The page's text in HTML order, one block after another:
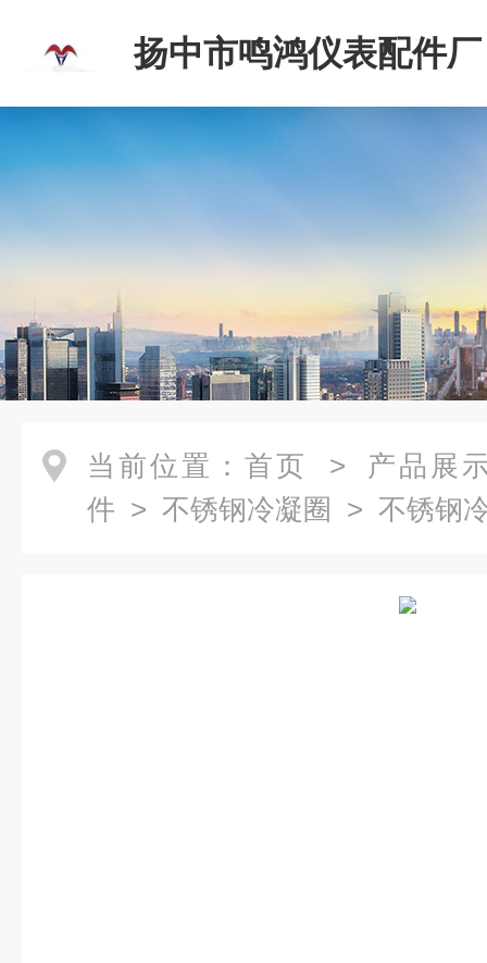
扬中市鸣鸿仪表配件厂
当前位置： 首页 > 产品展
件 > 不锈钢冷凝圈 > 不锈钢